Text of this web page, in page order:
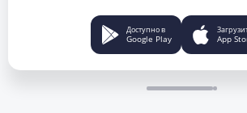
Доступно в
Google Play App